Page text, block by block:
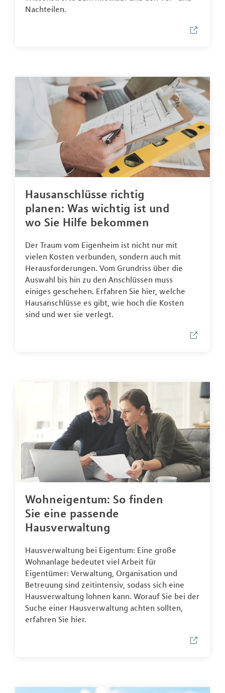
Nachteilen.
Hausanschlüsse richtig
planen: Was wichtig ist und
wo Sie Hilfe bekommen
Der Traum vom Eigenheim ist nicht nur mit
vielen Kosten verbunden, sondern auch mit
Herausforderungen. Vom Grundriss über die
Auswahl bis hin zu den Anschlüssen muss
einiges geschehen. Erfahren Sie hier, welche
Hausanschlüsse es gibt, wie hoch die Kosten
sind und wer sie verlegt.
Wohneigentum: So finden
Sie eine passende
Hausverwaltung
Hausverwaltung bei Eigentum: Eine große
Wohnanlage bedeutet viel Arbeit für
Eigentümer: Verwaltung, Organisation und
Betreuung sind zeitintensiv, sodass sich eine
Hausverwaltung lohnen kann. Worauf Sie bei der
Suche einer Hausverwaltung achten sollten,
erfahren Sie hier.